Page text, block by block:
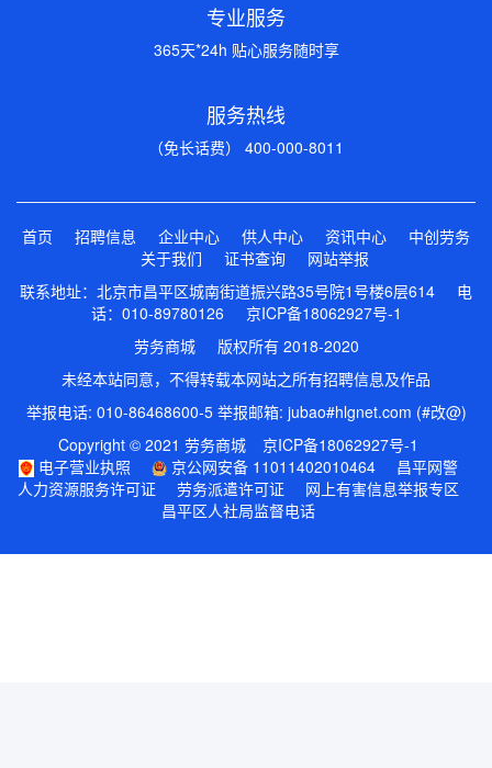
专业服务
365天*24h 贴心服务随时享
服务热线
（免长话费） 400-000-8011
首页 招聘信息 企业中心 供人中心 资讯中心
中创劳务
关于我们
证书查询
网站举报
联系地址：北京市昌平区城南街道振兴路35号院1号楼6层614 电
话：010-89780126 京ICP备18062927号-1
劳务商城 版权所有 2018-2020
未经本站同意，不得转载本网站之所有招聘信息及作品
举报电话: 010-86468600-5 举报邮箱: jubao#hlgnet.com (#改@)
Copyright © 2021 劳务商城
京ICP备18062927号-1
电子营业执照
京公网安备 11011402010464
昌平网警
人力资源服务许可证
劳务派遣许可证
网上有害信息举报专区
昌平区人社局监督电话